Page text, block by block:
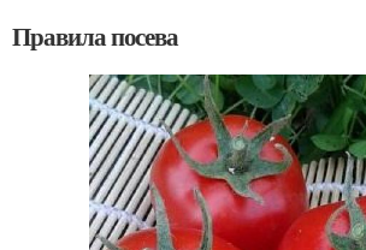
Правила посева